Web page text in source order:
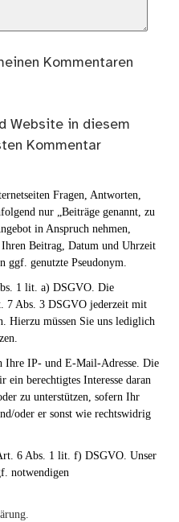
Kommentaren
Website in diesem
Kommentar
Fragen, Antworten,
nur „Beiträge genannt, zu
in Anspruch nehmen,
Beitrag, Datum und Uhrzeit
ggf. genutzte Pseudonym.
1 lit. a) DSGVO. Die
7 Abs. 3 DSGVO jederzeit mit
müssen Sie uns lediglich
Ihre IP- und E-Mail-Adresse. Die
berechtigtes Interesse daran
zu unterstützen, sofern Ihr
oder er sonst wie rechtswidrig
6 Abs. 1 lit. f) DSGVO. Unser
notwendigen